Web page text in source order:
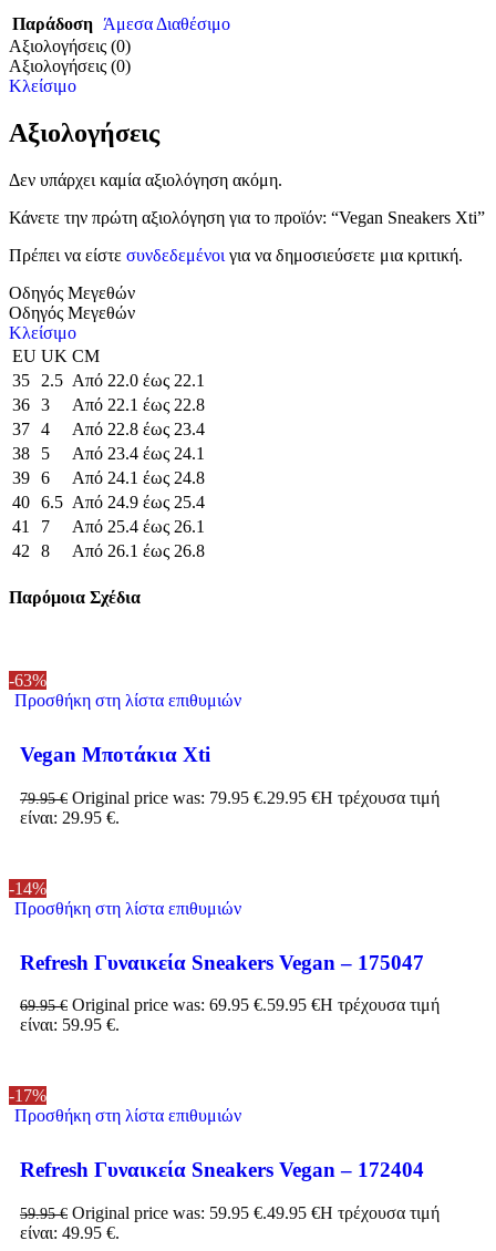
Παράδοση Άμεσα Διαθέσιμο
Αξιολογήσεις (0)
Αξιολογήσεις (0)
Κλείσιμο
Αξιολογήσεις
Δεν υπάρχει καμία αξιολόγηση ακόμη.
Κάνετε την πρώτη αξιολόγηση για το προϊόν: “Vegan Sneakers Xti”
Πρέπει να είστε συνδεδεμένοι για να δημοσιεύσετε μια κριτική.
Οδηγός Μεγεθών
Οδηγός Μεγεθών
Κλείσιμο
EU UK CM
35
2.5 Από 22.0 έως 22.1
36 3
Από 22.1 έως 22.8
37 4
Από 22.8 έως 23.4
38
5
Από 23.4 έως 24.1
39 6
Από 24.1 έως 24.8
40 6.5 Από 24.9 έως 25.4
41
7
Από 25.4 έως 26.1
42
8 Από 26.1 έως 26.8
Παρόμοια Σχέδια
-63%
Προσθήκη στη λίστα επιθυμιών
Vegan Μποτάκια Xti
79.95€ Original price was: 79.95 €.29.95 €Η τρέχουσα τιμή
είναι: 29.95 €.
-14%
Προσθήκη στη λίστα επιθυμιών
Refresh Γυναικεία Sneakers Vegan – 175047
69.95€ Original price was: 69.95 €.59.95 €Η τρέχουσα τιμή
είναι: 59.95 €.
-17%
Προσθήκη στη λίστα επιθυμιών
Refresh Γυναικεία Sneakers Vegan – 172404
59.95€ Original price was: 59.95 €.49.95 €Η τρέχουσα τιμή
είναι: 49.95 €.